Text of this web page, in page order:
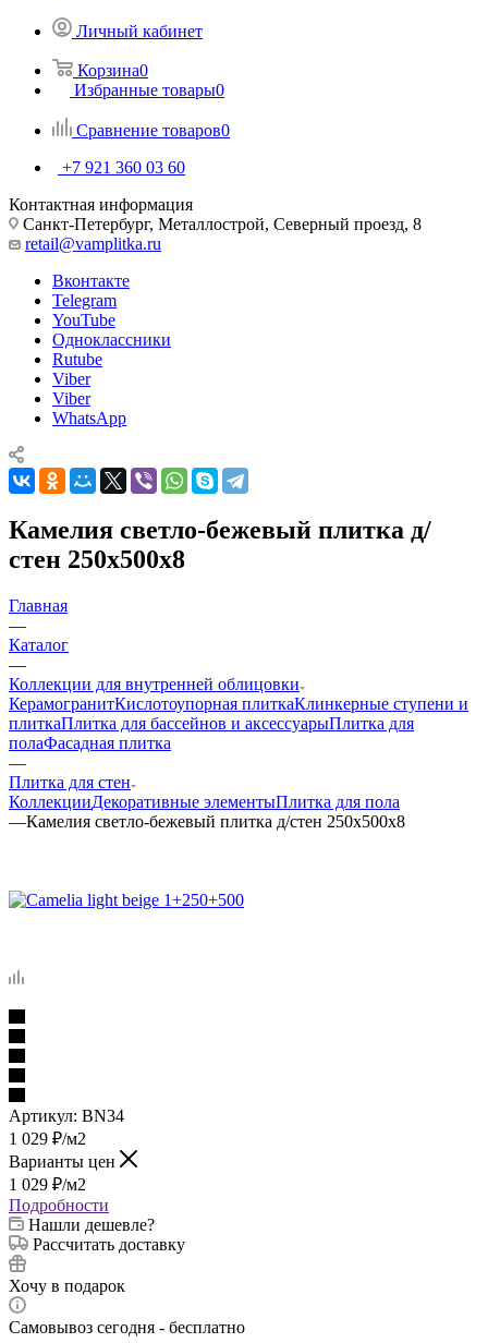
Личный кабинет
Корзина0
Избранные товары0
Сравнение товаров0
+7 921 360 03 60
Контактная информация
Санкт-Петербург, Металлострой, Северный проезд, 8
retail@vamplitka.ru
Вконтакте
Telegram
YouTube
Одноклассники
Rutube
Viber
Viber
WhatsApp
Камелия светло-бежевый плитка д/
стен 250x500x8
Главная
—
Каталог
—
Коллекции для внутренней облицовки
КерамогранитКислотоупорная плиткаКлинкерные ступени и
плиткаПлитка для бассейнов и аксессуарыПлитка для
полаФасадная плитка
—
Плитка для стен
КоллекцииДекоративные элементыПлитка для пола
—Камелия светло-бежевый плитка д/стен 250x500x8
Артикул: BN34
1 029 ₽/м2
Варианты цен
1 029 ₽/м2
Подробности
Нашли дешевле?
Рассчитать доставку
Хочу в подарок
Самовывоз сегодня - бесплатно